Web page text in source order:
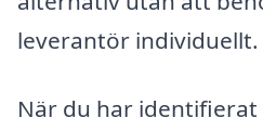
leverantör individuellt.
När du har